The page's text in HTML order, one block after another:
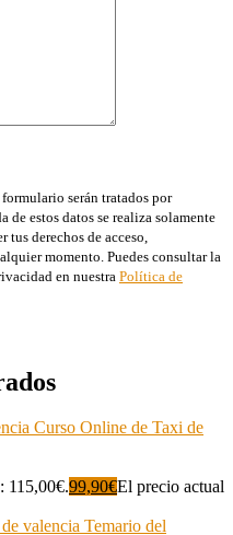
serán tratados por
estos datos se realiza solamente
tus derechos de acceso,
momento. Puedes consultar la
en nuestra Política de
Curso Online de Taxi de
115,00€.99,90€El precio actual
Temario del